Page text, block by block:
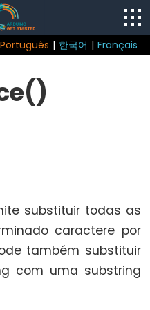
Português | 한국어 | Français
substituir todas as
caractere por
também substituir
com uma substring